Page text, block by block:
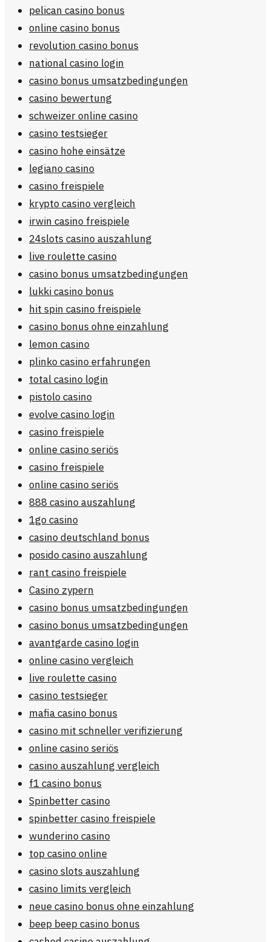
pelican casino bonus
online casino bonus
revolution casino bonus
national casino login
casino bonus umsatzbedingungen
casino bewertung
schweizer online casino
casino testsieger
casino hohe einsätze
legiano casino
casino freispiele
krypto casino vergleich
irwin casino freispiele
24slots casino auszahlung
live roulette casino
casino bonus umsatzbedingungen
lukki casino bonus
hit spin casino freispiele
casino bonus ohne einzahlung
lemon casino
plinko casino erfahrungen
total casino login
pistolo casino
evolve casino login
casino freispiele
online casino seriös
casino freispiele
online casino seriös
888 casino auszahlung
1go casino
casino deutschland bonus
posido casino auszahlung
rant casino freispiele
Casino zypern
casino bonus umsatzbedingungen
casino bonus umsatzbedingungen
avantgarde casino login
online casino vergleich
live roulette casino
casino testsieger
mafia casino bonus
casino mit schneller verifizierung
online casino seriös
casino auszahlung vergleich
f1 casino bonus
Spinbetter casino
spinbetter casino freispiele
wunderino casino
top casino online
casino slots auszahlung
casino limits vergleich
neue casino bonus ohne einzahlung
beep beep casino bonus